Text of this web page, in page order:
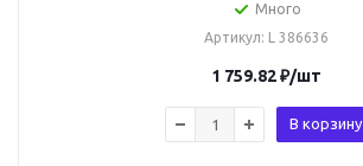
Много
Артикул: L 386636
1 759.82₽/шт
В корзину